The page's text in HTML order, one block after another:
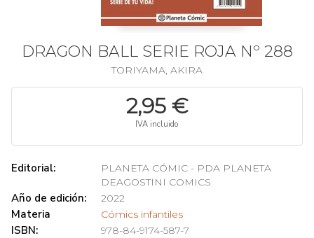
DRAGON BALL SERIE ROJA Nº 288
TORIYAMA, AKIRA
2,95 €
IVA incluido
Editorial:
PLANETA CÓMIC - PDA PLANETA
DEAGOSTINI COMICS
Año de edición: 2022
Materia Cómics infantiles
ISBN: 978-84-9174-587-7